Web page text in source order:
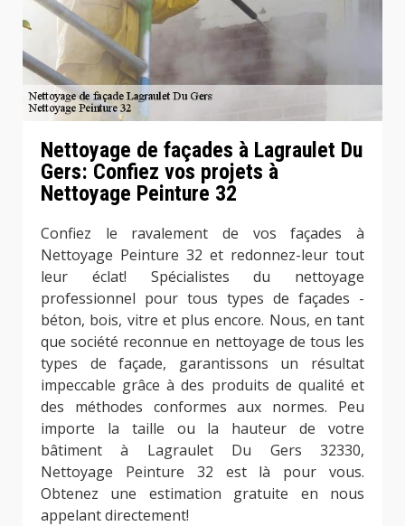
Nettoyage de façades à Lagraulet Du
Gers: Confiez vos projets à
Nettoyage Peinture 32
Confiez le ravalement de vos façades à
Nettoyage Peinture 32 et redonnez-leur tout
leur éclat! Spécialistes du nettoyage
professionnel pour tous types de façades -
béton, bois, vitre et plus encore. Nous, en tant
que société reconnue en nettoyage de tous les
types de façade, garantissons un résultat
impeccable grâce à des produits de qualité et
des méthodes conformes aux normes. Peu
importe la taille ou la hauteur de votre
bâtiment à Lagraulet Du Gers 32330,
Nettoyage Peinture 32 est là pour vous.
Obtenez une estimation gratuite en nous
appelant directement!